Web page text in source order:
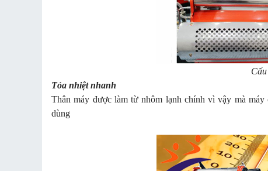
Tỏa nhiệt nhanh
Thân máy được làm từ nhôm lạnh chính vì vậy mà
dùng